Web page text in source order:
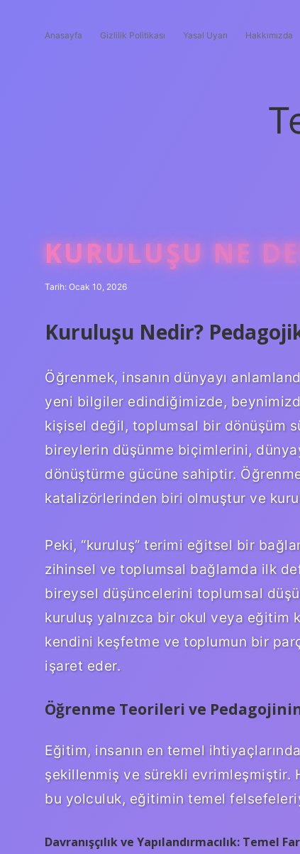
Anasayfa Gizlilik Politikası Yasal Uyarı Hakkımızda
KURULUŞU NE
Tarih: Ocak 10, 2026
Kuruluşu Nedir?
Öğrenmek, insanın dünyayı
yeni bilgiler edindiğimizde,
kişisel değil, toplumsal bir dönüşüm
bireylerin düşünme biçimlerini,
dönüştürme gücüne sahiptir.
katalizörlerinden biri olmuştur ve
Peki, “kuruluş” terimi eğitsel bir
zihinsel ve toplumsal bağlamda ilk
bireysel düşüncelerini toplumsal
kuruluş yalnızca bir okul veya eğitim
kendini keşfetme ve toplumun bir
işaret eder.
Öğrenme Teorileri ve
Eğitim, insanın en temel
şekillenmiş ve sürekli evrimleşmiştir.
bu yolculuk, eğitimin temel
Davranışçılık ve Yapılandırmacılık: Temel